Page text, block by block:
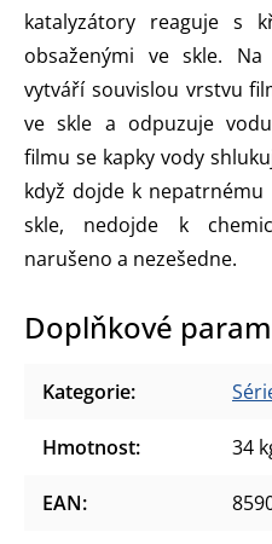
katalyzátory reaguje s
obsaženými ve skle.
vytváří souvislou vrstvu
ve skle a odpuzuje
filmu se kapky vody
když dojde k
skle, nedojde k
narušeno a nezešedne.
Doplňkové
Kategorie:
Hmotnost: 34
EAN: